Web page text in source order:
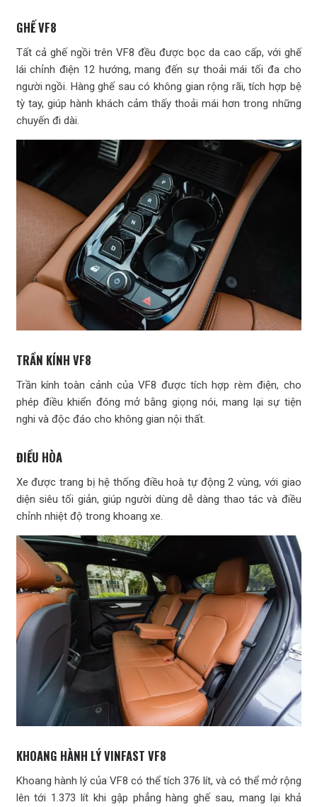
GHẾ VF8
Tất cả ghế ngồi trên VF8 đều được bọc da cao cấp, với ghế
lái chỉnh điện 12 hướng, mang đến sự thoải mái tối đa cho
người ngồi. Hàng ghế sau có không gian rộng rãi, tích hợp bệ
tỳ tay, giúp hành khách cảm thấy thoải mái hơn trong những
chuyến đi dài.
TRẦN KÍNH VF8
Trần kính toàn cảnh của VF8 được tích hợp rèm điện, cho
phép điều khiển đóng mở bằng giọng nói, mang lại sự tiện
nghi và độc đáo cho không gian nội thất.
ĐIỀU HÒA
Xe được trang bị hệ thống điều hoà tự động 2 vùng, với giao
diện siêu tối giản, giúp người dùng dễ dàng thao tác và điều
chỉnh nhiệt độ trong khoang xe.
KHOANG HÀNH LÝ VINFAST VF8
Khoang hành lý của VF8 có thể tích 376 lít, và có thể mở rộng
lên tới 1.373 lít khi gập phẳng hàng ghế sau, mang lại khả